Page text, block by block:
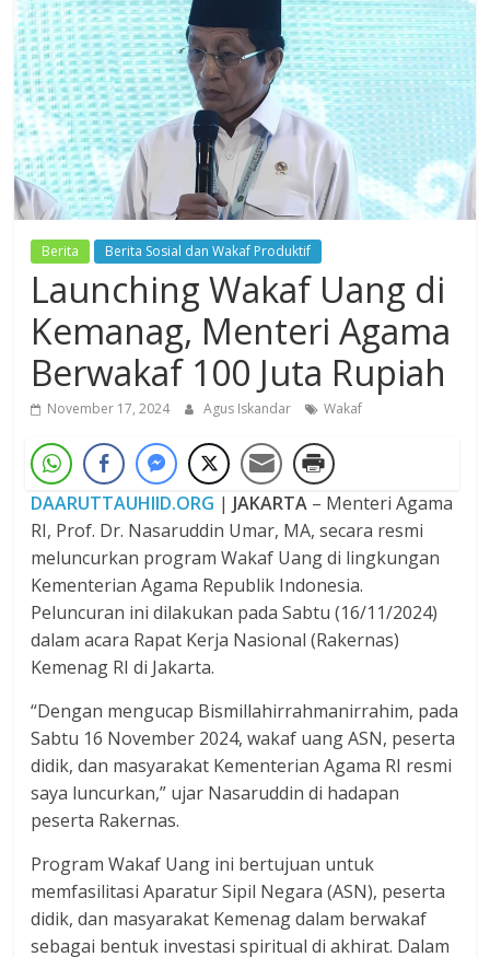
Dzikir,
Fikir,
Ikhtiar
Berita Berita Sosial dan Wakaf Produktif
Launching Wakaf Uang di
Kemanag, Menteri Agama
Berwakaf 100 Juta Rupiah
November 17, 2024 Agus Iskandar Wakaf
DAARUTTAUHIID.ORG | JAKARTA – Menteri Agama
RI, Prof. Dr. Nasaruddin Umar, MA, secara resmi
meluncurkan program Wakaf Uang di lingkungan
Kementerian Agama Republik Indonesia.
Peluncuran ini dilakukan pada Sabtu (16/11/2024)
dalam acara Rapat Kerja Nasional (Rakernas)
Kemenag RI di Jakarta.
“Dengan mengucap Bismillahirrahmanirrahim, pada
Sabtu 16 November 2024, wakaf uang ASN, peserta
didik, dan masyarakat Kementerian Agama RI resmi
saya luncurkan,” ujar Nasaruddin di hadapan
peserta Rakernas.
Program Wakaf Uang ini bertujuan untuk
memfasilitasi Aparatur Sipil Negara (ASN), peserta
didik, dan masyarakat Kemenag dalam berwakaf
sebagai bentuk investasi spiritual di akhirat. Dalam